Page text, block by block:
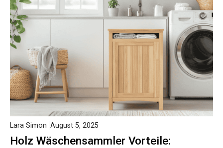
Holz Wäschensammler Vorteile:
Lara Simon August 5, 2025